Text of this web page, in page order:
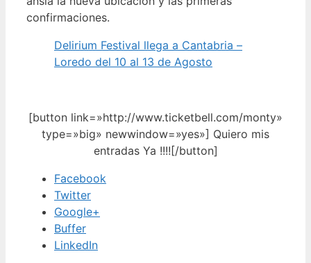
confirmaciones.
Delirium Festival llega a Cantabria –
Loredo del 10 al 13 de Agosto
[button link=»http://www.ticketbell.com/monty»
type=»big» newwindow=»yes»] Quiero mis
entradas Ya !!!![/button]
Facebook
Twitter
Google+
Buffer
LinkedIn